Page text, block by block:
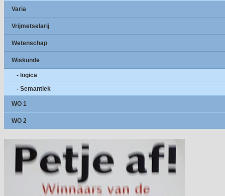
Varia
Vrijmetselarij
Wetenschap
Wiskunde
- logica
- Semantiek
WO 1
WO 2